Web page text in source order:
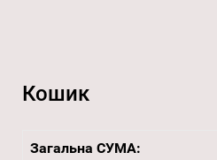
Кошик
Загальна СУМА: